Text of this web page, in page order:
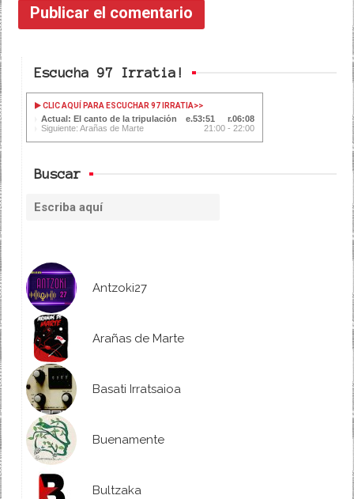
Escucha 97 Irratia!
CLIC AQUÍ PARA ESCUCHAR 97 IRRATIA>>
Actual: El canto de la tripulación 53:52
06:07
Siguiente: Arañas de Marte
21:00 - 22:00
Buscar
Antzoki27
Arañas de Marte
Basati Irratsaioa
Buenamente
Bultzaka